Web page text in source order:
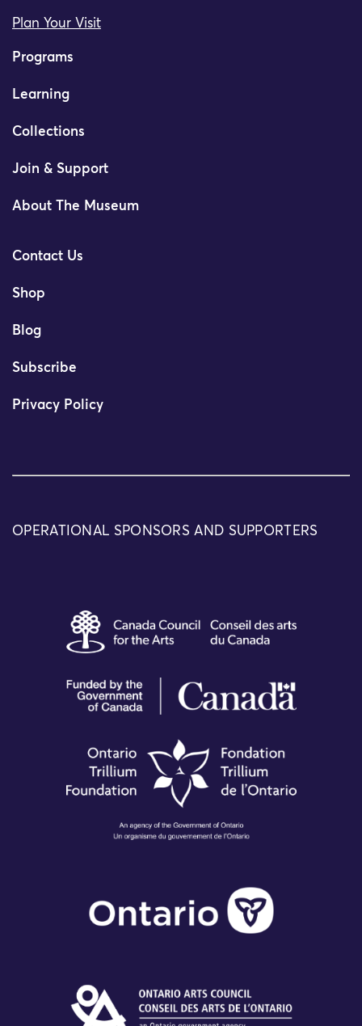
Plan Your Visit
Programs
Learning
Collections
Join & Support
About The Museum
Contact Us
Shop
Blog
Subscribe
Privacy Policy
OPERATIONAL SPONSORS AND SUPPORTERS